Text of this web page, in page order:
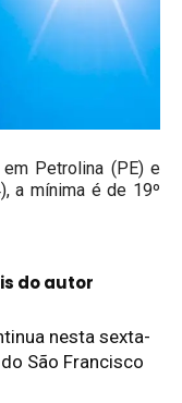
Petrolina (PE) e
a mínima é de 19º
do autor
nesta sexta-
São Francisco